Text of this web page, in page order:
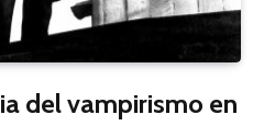
del vampirismo en